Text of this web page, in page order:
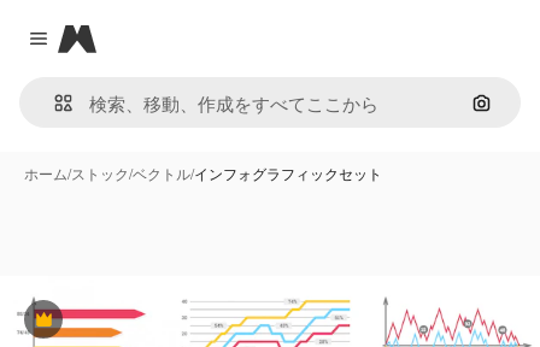
Close menu
Magnific
画像で
ホーム/ストック/ベクトル/インフォグラフィックセット
Premium